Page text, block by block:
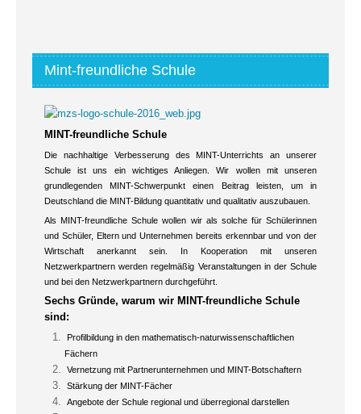
Mint-freundliche Schule
MINT-freundliche Schule
Die nachhaltige Verbesserung des MINT-Unterrichts an unserer
Schule ist uns ein wichtiges Anliegen. Wir wollen mit unseren
grundlegenden MINT-Schwerpunkt einen Beitrag leisten, um in
Deutschland die MINT-Bildung quantitativ und qualitativ auszubauen.
Als MINT-freundliche Schule wollen wir als solche für Schülerinnen
und Schüler, Eltern und Unternehmen bereits erkennbar und von der
Wirtschaft anerkannt sein. In Kooperation mit unseren
Netzwerkpartnern werden regelmäßig Veranstaltungen in der Schule
und bei den Netzwerkpartnern durchgeführt.
Sechs Gründe, warum wir MINT-freundliche Schule
sind:
Profilbildung in den mathematisch-naturwissenschaftlichen
Fächern
Vernetzung mit Partnerunternehmen und MINT-Botschaftern
Stärkung der MINT-Fächer
Angebote der Schule regional und überregional darstellen